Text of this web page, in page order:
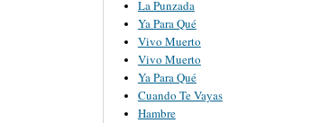
La Punzada
Ya Para Qué
Vivo Muerto
Vivo Muerto
Ya Para Qué
Cuando Te Vayas
Hambre